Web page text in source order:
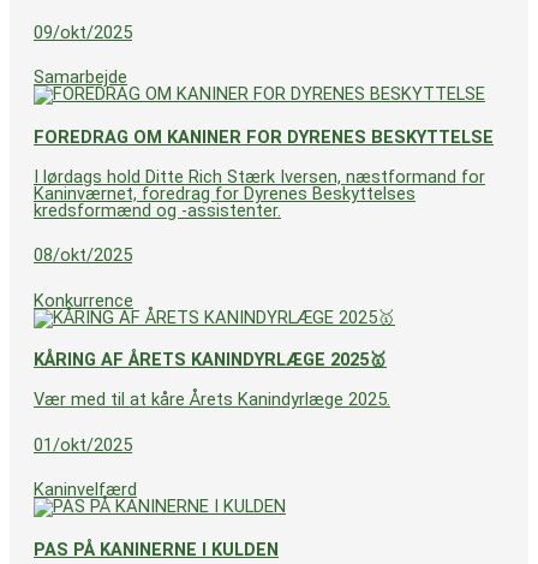
09/okt/2025
Samarbejde
FOREDRAG OM KANINER FOR DYRENES BESKYTTELSE
I lørdags hold Ditte Rich Stærk Iversen, næstformand for
Kaninværnet, foredrag for Dyrenes Beskyttelses
kredsformænd og -assistenter.
08/okt/2025
Konkurrence
KÅRING AF ÅRETS KANINDYRLÆGE 2025🥇
Vær med til at kåre Årets Kanindyrlæge 2025.
01/okt/2025
Kaninvelfærd
PAS PÅ KANINERNE I KULDEN